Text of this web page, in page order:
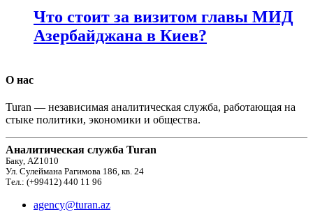
Что стоит за визитом главы МИД
Азербайджана в Киев?
О нас
Turan — независимая аналитическая служба, работающая на
стыке политики, экономики и общества.
Аналитическая служба Turan
Баку, AZ1010
Ул. Сулеймана Рагимова 186, кв. 24
Тел.: (+99412) 440 11 96
agency@turan.az